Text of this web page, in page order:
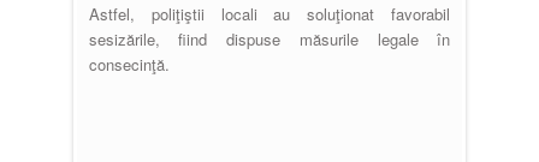
Astfel, poliţiştii locali au soluţionat favorabil
sesizările, fiind dispuse măsurile legale în
consecinţă.